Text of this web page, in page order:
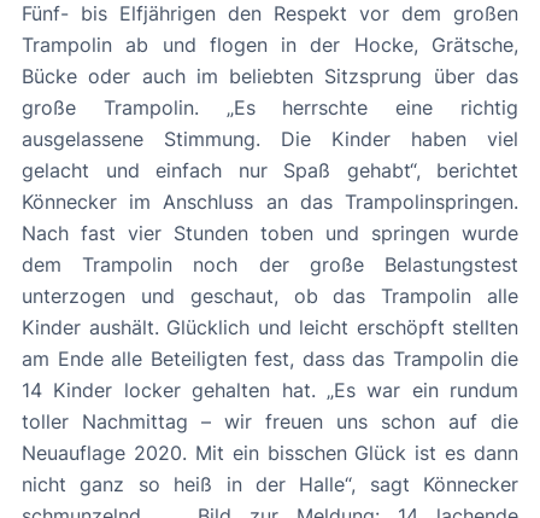
Fünf- bis Elfjährigen den Respekt vor dem großen
Trampolin ab und flogen in der Hocke, Grätsche,
Bücke oder auch im beliebten Sitzsprung über das
große Trampolin. „Es herrschte eine richtig
ausgelassene Stimmung. Die Kinder haben viel
gelacht und einfach nur Spaß gehabt“, berichtet
Könnecker im Anschluss an das Trampolinspringen.
Nach fast vier Stunden toben und springen wurde
dem Trampolin noch der große Belastungstest
unterzogen und geschaut, ob das Trampolin alle
Kinder aushält. Glücklich und leicht erschöpft stellten
am Ende alle Beteiligten fest, dass das Trampolin die
14 Kinder locker gehalten hat. „Es war ein rundum
toller Nachmittag – wir freuen uns schon auf die
Neuauflage 2020. Mit ein bisschen Glück ist es dann
nicht ganz so heiß in der Halle“, sagt Könnecker